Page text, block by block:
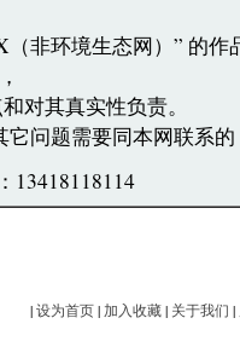
非环境生态网）” 的作
对其真实性负责。
问题需要同本网联系
13418118114
|设为首页|加入收藏| 关于我们 |